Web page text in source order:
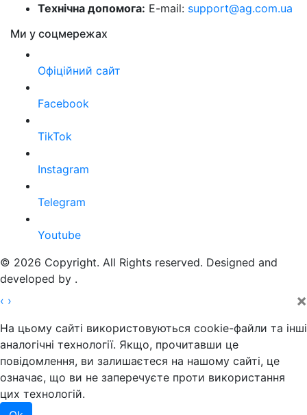
Технічна допомога: E-mail: support@ag.com.ua
Ми у соцмережах
Офіційний сайт
Facebook
TikTok
Instagram
Telegram
Youtube
© 2026 Copyright. All Rights reserved. Designed and
developed by .
‹ › ×
На цьому сайті використовуються cookie-файли та інші
аналогічні технології. Якщо, прочитавши це
повідомлення, ви залишаєтеся на нашому сайті, це
означає, що ви не заперечуєте проти використання
цих технологій.